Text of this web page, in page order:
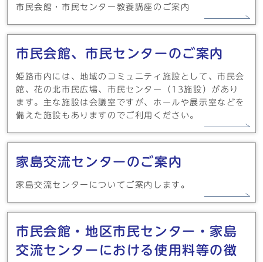
市民会館・市民センター教養講座のご案内
市民会館、市民センターのご案内
姫路市内には、地域のコミュニティ施設として、市民会
館、花の北市民広場、市民センター（13施設）があり
ます。主な施設は会議室ですが、ホールや展示室などを
備えた施設もありますのでご利用ください。
家島交流センターのご案内
家島交流センターについてご案内します。
市民会館・地区市民センター・家島
交流センターにおける使用料等の徴